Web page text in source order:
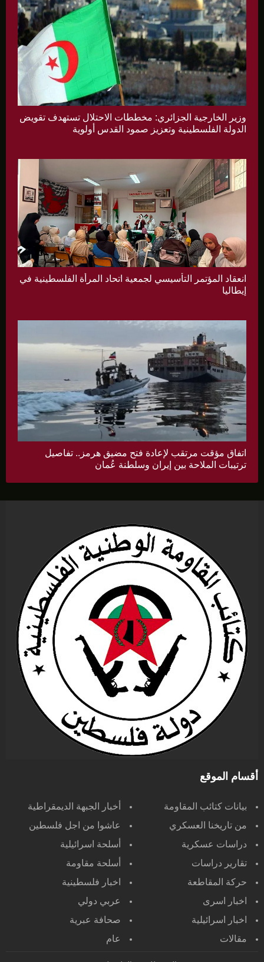
وزير الخارجية الجزائري: مخططات الاحتلال تستهدف تقويض
الدولة الفلسطينية وتعزيز صمود القدس أولوية
انعقاد المؤتمر التأسيسي لجمعية اتحاد المرأة الفلسطينية في
إيطاليا
اتفاق مؤقت مرتقب لإعادة فتح مضيق هرمز.. تفاصيل
ترتيبات الملاحة بين إيران وسلطنة عُمان
أقسام الموقع
بيانات كتائب المقاومة
أخبار الجبهة الديمقراطية
من تاريخنا العسكري
عاشوا من اجل فلسطين
دراسات عسكرية
أسلحة اسرائيلية
تقارير دراسات
أسلحة مقاومة
حركة المقاطعة
اخبار فلسطينية
اخبار اسرى
عربي دولي
اخبار اسرائيلية
صحافة عبرية
مقالات
عام